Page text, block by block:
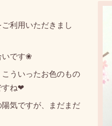
利用いただきまし
いです❀
ういったお色のもの
すね❤
気ですが、まだまだ